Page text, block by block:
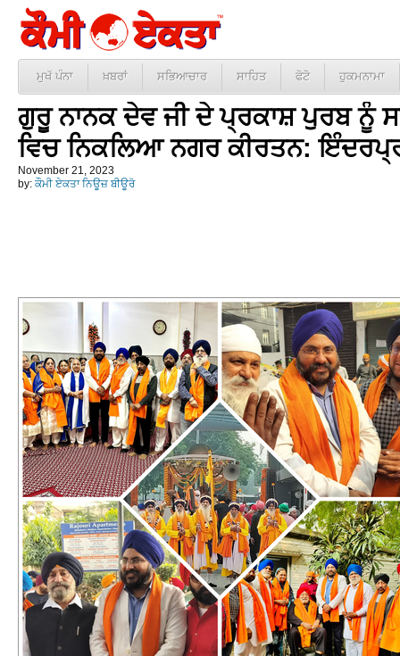
ਮੁਖੱ ਪੰਨਾ ਖ਼ਬਰਾਂ ਸਭਿਆਚਾਰ ਸਾਹਿਤ ਫੋਟੋ ਹੁਕਮਨਾਮਾ
ਗੁਰੂ ਨਾਨਕ ਦੇਵ ਜੀ ਦੇ ਪ੍ਰਕਾਸ਼ ਪੁਰਬ ਨੂੰ
ਵਿਚ ਨਿਕਲਿਆ ਨਗਰ ਕੀਰਤਨ:
November 21, 2023
by: ਕੌਮੀ ਏਕਤਾ ਨਿਊਜ਼ ਬੀਊਰੋ